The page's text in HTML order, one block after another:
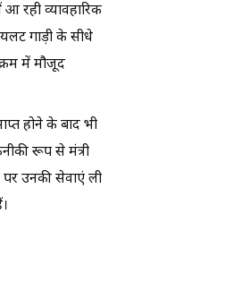
आ रही व्यावहारिक
गाड़ी के सीधे
में मौजूद
होने के बाद भी
रूप से मंत्री
उनकी सेवाएं ली